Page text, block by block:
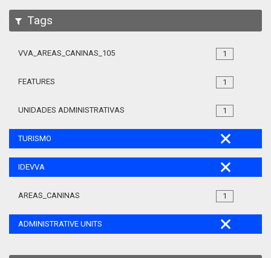
Tags
1
VVA_AREAS_CANINAS_105
1
FEATURES
1
UNIDADES ADMINISTRATIVAS
TURISMO
IDEVVA
1
AREAS_CANINAS
ADMINISTRATIVE UNITS